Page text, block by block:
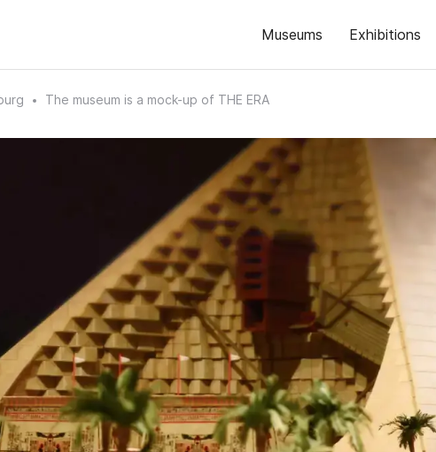
Museums Exhibitions
The museum is a mock-up of THE ERA